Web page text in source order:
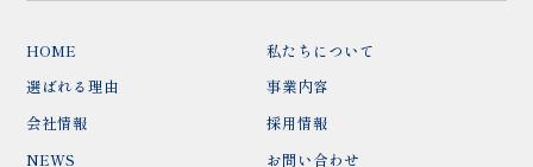
HOME
私たちについて
選ばれる理由
事業内容
会社情報
採用情報
NEWS
お問い合わせ